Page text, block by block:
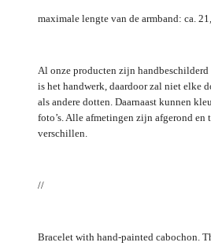
maximale lengte van de armband: ca.
Al onze producten zijn
is het handwerk, daardoor zal niet elke
als andere dotten. Daarnaast kunnen
foto’s. Alle afmetingen zijn afgerond en
verschillen.
//
Bracelet with hand-painted cabochon.